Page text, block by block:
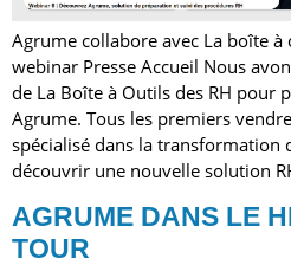
Agrume collabore avec La boîte à
webinar Presse Accueil Nous
de La Boîte à Outils des RH pour
Agrume. Tous les premiers
spécialisé dans la transformation
découvrir une nouvelle solution
AGRUME DANS LE
TOUR